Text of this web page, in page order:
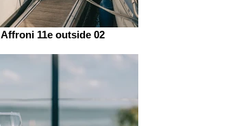
Affroni 11e outside 02